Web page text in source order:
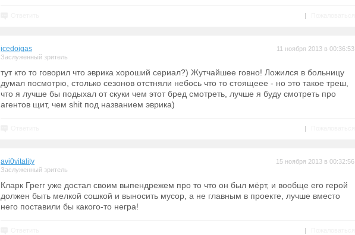
|
icedoigas
Заслуженный зритель
11 ноября 2013 в 00:36:53
тут кто то говорил что эврика хороший сериал?) Жутчайшее говно! Ложился в больницу
думал посмотрю, столько сезонов отстняли небось что то стоящеее - но это такое треш,
что я лучше бы подыхал от скуки чем этот бред смотреть, лучше я буду смотреть про
агентов щит, чем shit под названием эврика)
|
avi0vitality
Заслуженный зритель
15 ноября 2013 в 00:32:56
Кларк Грегг уже достал своим выпендрежем про то что он был мёрт, и вообще его герой
должен быть мелкой сошкой и выносить мусор, а не главным в проекте, лучше вместо
него поставили бы какого-то негра!
|